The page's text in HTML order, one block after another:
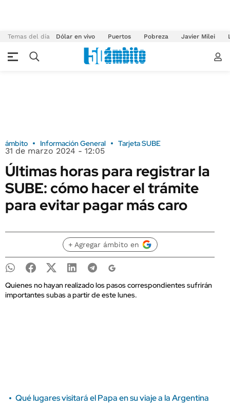
Temas del día Dólar en vivo Puertos Pobreza Javier Milei
ámbito Información General Tarjeta SUBE
31 de marzo 2024 - 12:05
Últimas horas para registrar la
SUBE: cómo hacer el trámite
para evitar pagar más caro
+ Agregar ámbito en
Quienes no hayan realizado los pasos correspondientes sufrirán
importantes subas a partir de este lunes.
Qué lugares visitará el Papa en su viaje a la Argentina